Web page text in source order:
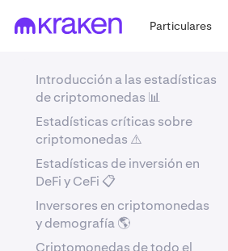
Particulares
Introducción a las estadísticas
de criptomonedas 📊
Estadísticas críticas sobre
criptomonedas ⚠️
Estadísticas de inversión en
DeFi y CeFi 📋
Inversores en criptomonedas
y demografía 🌎
Criptomonedas de todo el